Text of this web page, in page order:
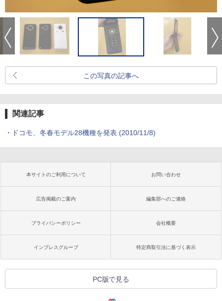
この写真の記事へ
関連記事
・ ドコモ、冬春モデル28機種を発表 (2010/11/8)
本サイトのご利用について お問い合わせ
広告掲載のご案内 編集部へのご連絡
プライバシーポリシー 会社概要
インプレスグループ 特定商取引法に基づく表示
PC版で見る